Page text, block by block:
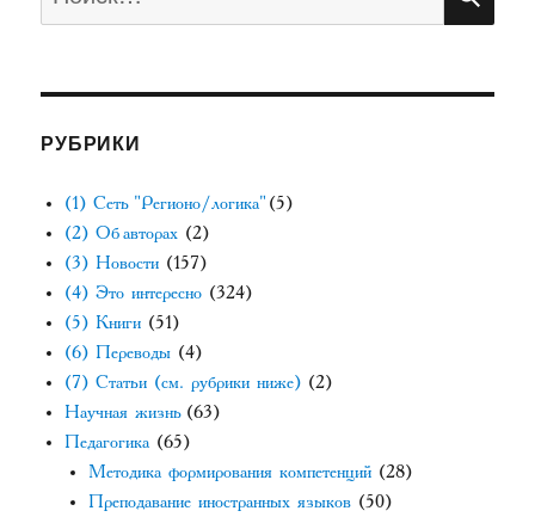
РУБРИКИ
(1) Сеть "Регионо/логика"(5)
(2) Об авторах (2)
(3) Новости (157)
(4) Это интересно (324)
(5) Книги (51)
(6) Переводы (4)
(7) Статьи (см. рубрики ниже) (2)
Научная жизнь(63)
Педагогика (65)
Методика формирования компетенций (28)
Преподавание иностранных языков (50)